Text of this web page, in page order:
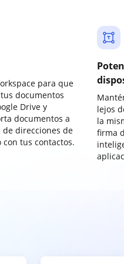
para que
documentos
Drive y
documentos a
direcciones de
tus contactos.
lejos
la
firma